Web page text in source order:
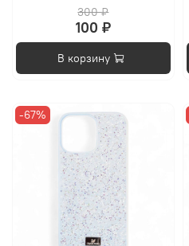
300 ₽
100 ₽
В корзину
-67%